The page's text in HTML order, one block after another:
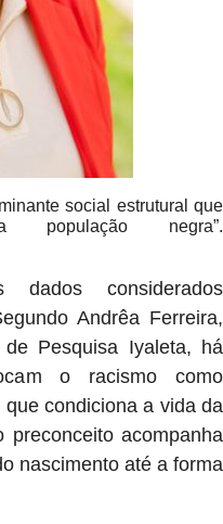
social estrutural que
negra”.
considerados
Andrêa Ferreira,
Pesquisa Iyaleta, há
o racismo como
condiciona a vida da
preconceito acompanha
nascimento até a forma